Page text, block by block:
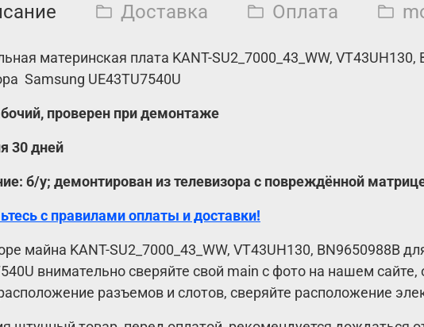
Доставка Оплата
материнская плата KANT-SU2_7000_43_WW,
Samsung UE43TU7540U
проверен при демонтаже
30 дней
б/у; демонтирован из телевизора с повреждённой
с правилами оплаты и доставки!
майна KANT-SU2_7000_43_WW, VT43UH130, BN9650988B
внимательно сверяйте свой main с фото на нашем
разъемов и слотов, сверяйте расположение